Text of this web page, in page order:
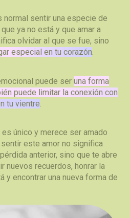
normal sentir una especie de
ya no está y que amar a
olvidar al que se fue, sino
especial en tu corazón.
puede seruna forma
puede limitar la conexión con
tu vientre
único y merece ser amado
este amor no significa
anterior, sino que te abre
nuevos recuerdos, honrar la
y encontrar una nueva forma de